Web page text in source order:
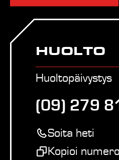
HUOLTO
Huoltopäivystys
(09) 279
Soita heti
Kopioi numero